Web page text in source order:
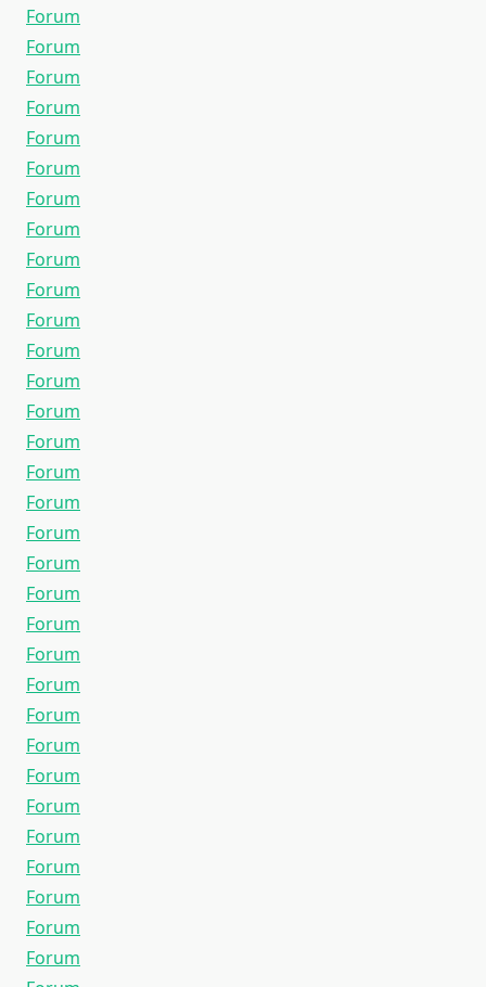
Forum
Forum
Forum
Forum
Forum
Forum
Forum
Forum
Forum
Forum
Forum
Forum
Forum
Forum
Forum
Forum
Forum
Forum
Forum
Forum
Forum
Forum
Forum
Forum
Forum
Forum
Forum
Forum
Forum
Forum
Forum
Forum